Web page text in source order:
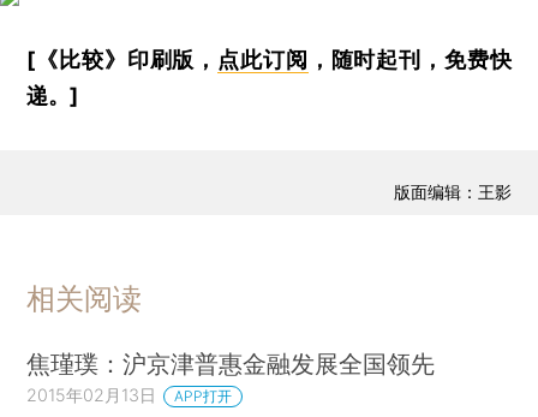
[《比较》印刷版， 点此订阅 ，随时起刊，免费快
递。]
版面编辑：王影
相关阅读
焦瑾璞：沪京津普惠金融发展全国领先
2015年02月13日 APP打开